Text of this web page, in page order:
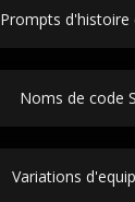
Prompts d'histoire
Noms de code
Variations